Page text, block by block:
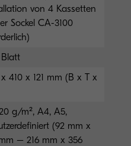
von 4 Kassetten
Sockel CA-3100
410 x 121 mm (B x T x
g/m², A4, A5,
(92 mm x
– 216 mm x 356